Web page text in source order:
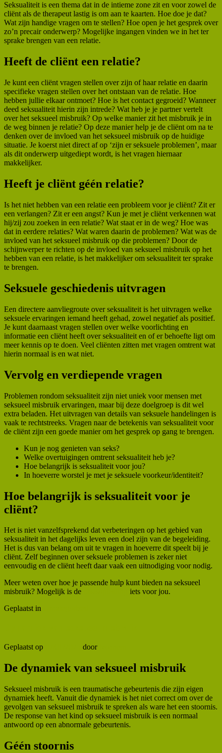
Seksualiteit is een thema dat in de intieme zone zit en voor zowel de
cliënt als de therapeut lastig is om aan te kaarten. Hoe doe je dat?
Wat zijn handige vragen om te stellen? Hoe open je het gesprek over
zo’n precair onderwerp? Mogelijke ingangen vinden we in het ter
sprake brengen van een relatie.
Heeft de cliënt een relatie?
Je kunt een cliënt vragen stellen over zijn of haar relatie en daarin
specifieke vragen stellen over het ontstaan van de relatie. Hoe
hebben jullie elkaar ontmoet? Hoe is het contact gegroeid? Wanneer
deed seksualiteit hierin zijn intrede? Wat heb je je partner vertelt
over het seksueel misbruik? Op welke manier zit het misbruik je in
de weg binnen je relatie? Op deze manier help je de cliënt om na te
denken over de invloed van het seksueel misbruik op de huidige
situatie. Je koerst niet direct af op ‘zijn er seksuele problemen’, maar
als dit onderwerp uitgediept wordt, is het vragen hiernaar
makkelijker.
Heeft je cliënt géén relatie?
Is het niet hebben van een relatie een probleem voor je cliënt? Zit er
een verlangen? Zit er een angst? Kun je met je cliënt verkennen wat
hij/zij zou zoeken in een relatie? Wat staat er in de weg? Hoe was
dat in eerdere relaties? Wat waren daarin de problemen? Wat was de
invloed van het seksueel misbruik op die problemen? Door de
schijnwerper te richten op de invloed van seksueel misbruik op het
hebben van een relatie, is het makkelijker om seksualiteit ter sprake
te brengen.
Seksuele geschiedenis uitvragen
Een directere aanvliegroute over seksualiteit is het uitvragen welke
seksuele ervaringen iemand heeft gehad, zowel negatief als positief.
Je kunt daarnaast vragen stellen over welke voorlichting en
informatie een cliënt heeft over seksualiteit en of er behoefte ligt om
meer kennis op te doen. Veel cliënten zitten met vragen omtrent wat
hierin normaal is en wat niet.
Vervolg en verdiepende vragen
Problemen rondom seksualiteit zijn niet uniek voor mensen met
seksueel misbruik ervaringen, maar bij deze doelgroep is dit wel
extra beladen. Het uitvragen van details van seksuele handelingen is
vaak te rechtstreeks. Vragen naar de betekenis van seksualiteit voor
de cliënt zijn een goede manier om het gesprek op gang te brengen.
Kun je nog genieten van seks?
Welke overtuigingen omtrent seksualiteit heb je?
Hoe belangrijk is seksualiteit voor jou?
In hoeverre worstel je met je seksuele voorkeur/identiteit?
Hoe belangrijk is seksualiteit voor je
cliënt?
Het is niet vanzelfsprekend dat verbeteringen op het gebied van
seksualiteit in het dagelijks leven een doel zijn van de begeleiding.
Het is dus van belang om uit te vragen in hoeverre dit speelt bij je
cliënt. Zelf beginnen over seksuele problemen is zeker niet
eenvoudig en de cliënt heeft daar vaak een uitnodiging voor nodig.
Meer weten over hoe je passende hulp kunt bieden na seksueel
misbruik? Mogelijk is de
iets voor jou.
Geplaatst in
Geplaatst op door
De dynamiek van seksueel misbruik
Seksueel misbruik is een traumatische gebeurtenis die zijn eigen
dynamiek heeft. Vanuit die dynamiek is het niet correct om over de
gevolgen van seksueel misbruik te spreken als ware het een stoornis.
De response van het kind op seksueel misbruik is een normaal
antwoord op een abnormale gebeurtenis.
Géén stoornis